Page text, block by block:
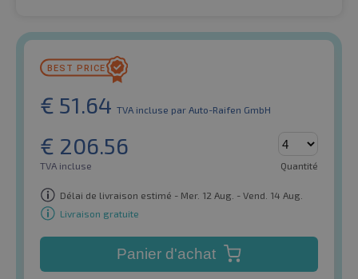
€ 51.64 TVA incluse par Auto-Raifen GmbH
€ 206.56
TVA incluse Quantité
Délai de livraison estimé - Mer. 12 Aug. - Vend. 14 Aug.
Livraison gratuite
Panier d'achat